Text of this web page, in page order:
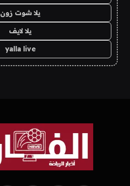
يلا شوت زون
يلا لايف
yalla live